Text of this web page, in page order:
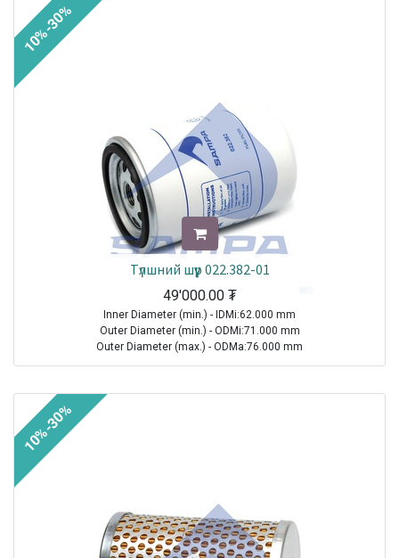
Түлшний шүүр 022.382-01
49'000.00₮
Inner Diameter (min.) - IDMi:62.000 mm
Outer Diameter (min.) - ODMi:71.000 mm
Outer Diameter (max.) - ODMa:76.000 mm
Height - H:124.000 mm
10%-30%
10%-30%